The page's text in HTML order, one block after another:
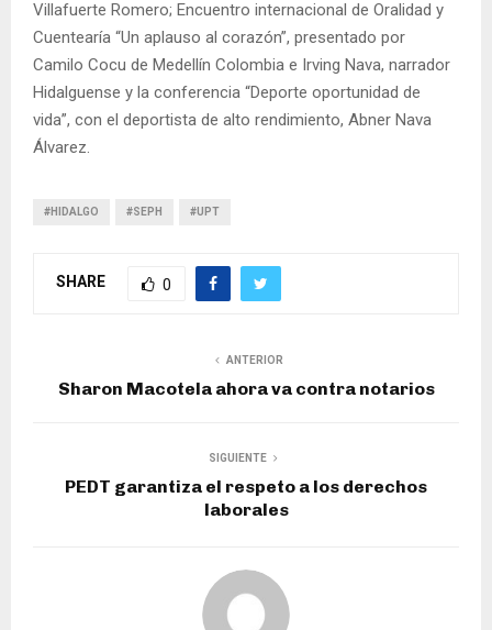
Villafuerte Romero; Encuentro internacional de Oralidad y
Cuentearía “Un aplauso al corazón”, presentado por
Camilo Cocu de Medellín Colombia e Irving Nava, narrador
Hidalguense y la conferencia “Deporte oportunidad de
vida”, con el deportista de alto rendimiento, Abner Nava
Álvarez.
#HIDALGO #SEPH #UPT
SHARE 0
ANTERIOR
Sharon Macotela ahora va contra notarios
SIGUIENTE
PEDT garantiza el respeto a los derechos
laborales